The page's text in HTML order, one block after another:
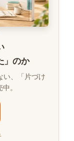
」のか
い、「片づけ
。